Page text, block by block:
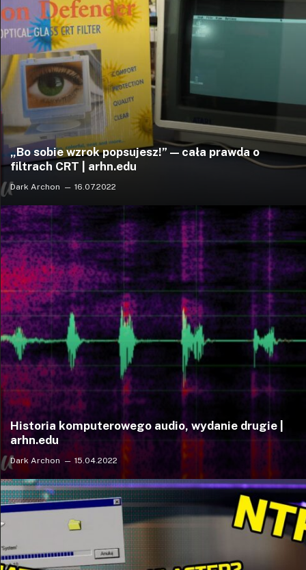
„Bo sobie wzrok popsujesz!” — cała prawda o
filtrach CRT | arhn.edu
Dark Archon 16.07.2022
Historia komputerowego audio, wydanie drugie |
arhn.edu
Dark Archon 15.04.2022